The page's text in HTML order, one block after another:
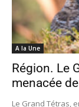
A la Une
Région. Le
menacée
Le Grand Tétras,